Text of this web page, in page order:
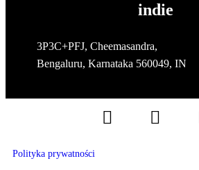
indie
3P3C+PFJ, Cheemasandra,
Bengaluru, Karnataka 560049, IN
Polityka prywatności